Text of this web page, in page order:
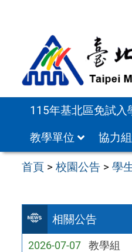
115年基北區免試入
教學單位
協力
首頁 >校園公告 >學
相關公告
2026-07-07 教學組